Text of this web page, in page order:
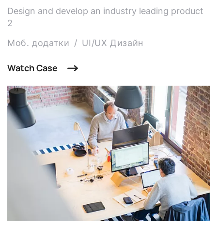
Design and develop an industry leading product
2
Моб. додатки
UI/UX Дизайн
Watch Case